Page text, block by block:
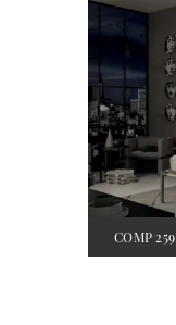
COMP 259